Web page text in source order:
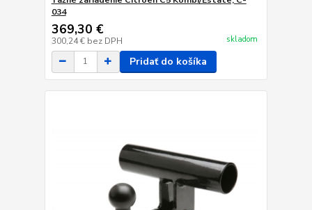
034
369,30 €
300,24 € bez DPH skladom
Pridať do košíka